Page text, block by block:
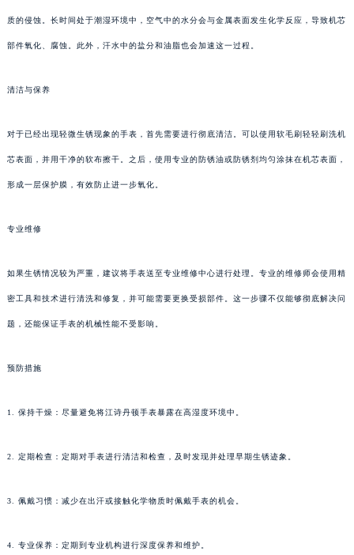
质的侵蚀。长时间处于潮湿环境中，空气中的水分会与金属表面发生化学反应，导致机芯
部件氧化、腐蚀。此外，汗水中的盐分和油脂也会加速这一过程。
清洁与保养
对于已经出现轻微生锈现象的手表，首先需要进行彻底清洁。可以使用软毛刷轻轻刷洗机
芯表面，并用干净的软布擦干。之后，使用专业的防锈油或防锈剂均匀涂抹在机芯表面，
形成一层保护膜，有效防止进一步氧化。
专业维修
如果生锈情况较为严重，建议将手表送至专业维修中心进行处理。专业的维修师会使用精
密工具和技术进行清洗和修复，并可能需要更换受损部件。这一步骤不仅能够彻底解决问
题，还能保证手表的机械性能不受影响。
预防措施
1. 保持干燥：尽量避免将江诗丹顿手表暴露在高湿度环境中。
2. 定期检查：定期对手表进行清洁和检查，及时发现并处理早期生锈迹象。
3. 佩戴习惯：减少在出汗或接触化学物质时佩戴手表的机会。
4. 专业保养：定期到专业机构进行深度保养和维护。